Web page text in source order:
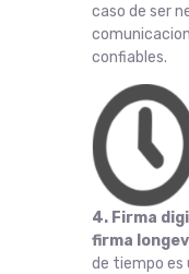
caso de ser
confiables.
4. Firma
firma
de tiempo es